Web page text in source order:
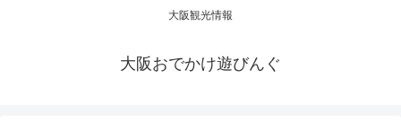
大阪観光情報
大阪おでかけ遊びんぐ